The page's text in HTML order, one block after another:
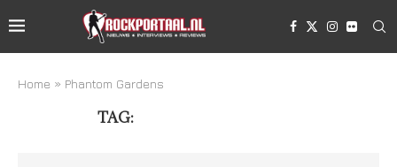
Home » Phantom Gardens
TAG: